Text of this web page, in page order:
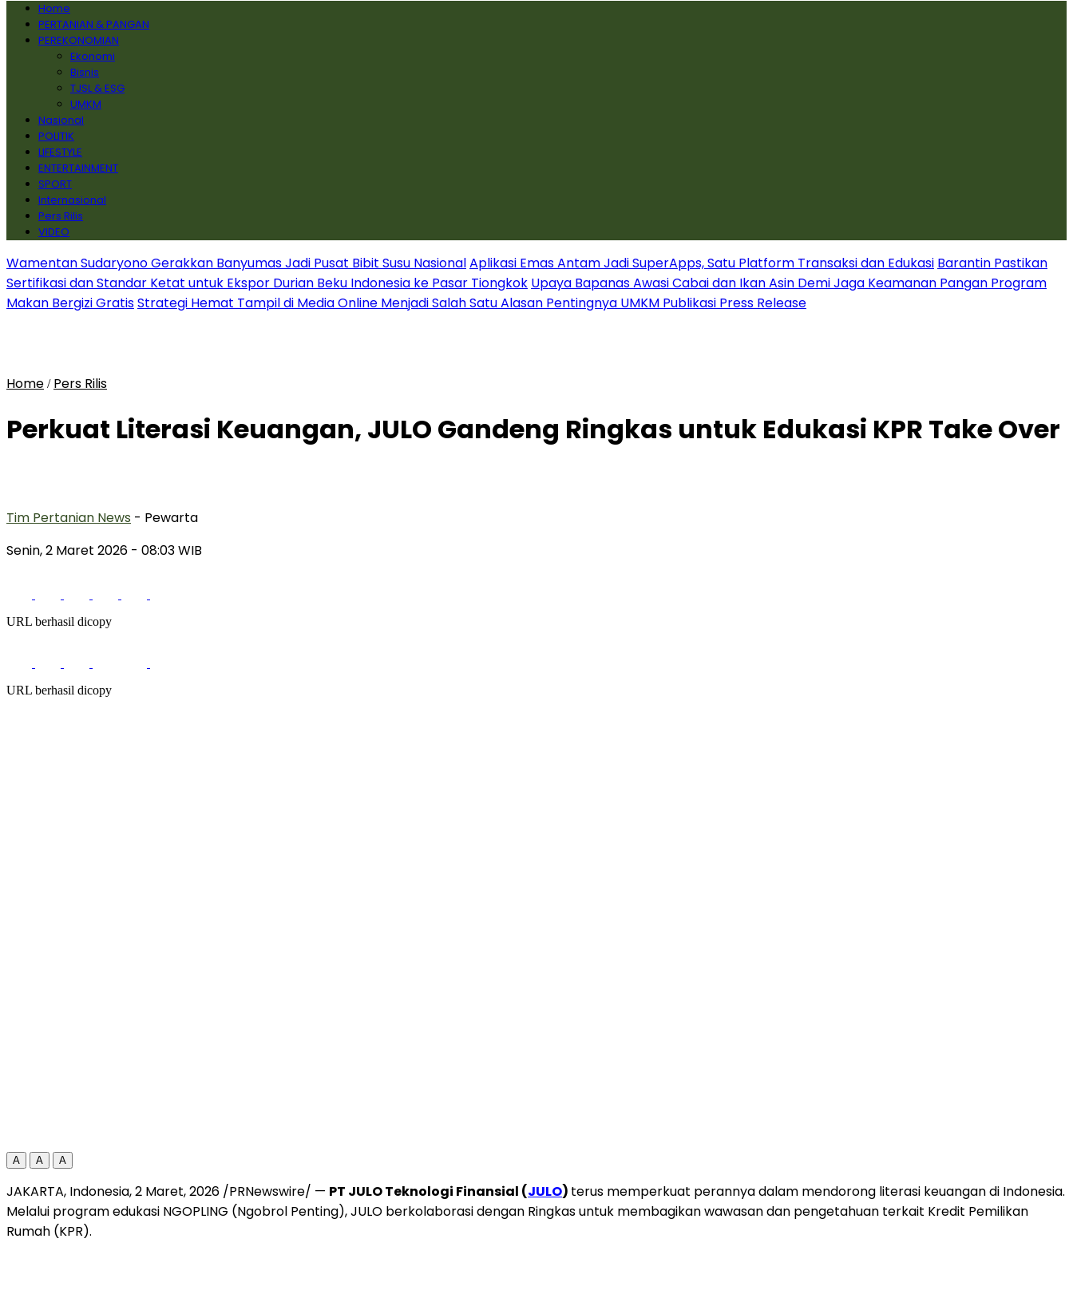
Home
PERTANIAN & PANGAN
PEREKONOMIAN
Ekonomi
Bisnis
TJSL & ESG
UMKM
Nasional
POLITIK
LIFESTYLE
ENTERTAINMENT
SPORT
Internasional
Pers Rilis
VIDEO
Wamentan Sudaryono Gerakkan Banyumas Jadi Pusat Bibit Susu NasionalAplikasi Emas Antam Jadi SuperApps, Satu Platform Transaksi dan Edukasi Barantin Pastikan
Sertifikasi dan Standar Ketat untuk Ekspor Durian Beku Indonesia ke Pasar Tiongkok Upaya Bapanas Awasi Cabai dan Ikan Asin Demi Jaga Keamanan Pangan Program
Makan Bergizi GratisStrategi Hemat Tampil di Media Online Menjadi Salah Satu Alasan Pentingnya UMKM Publikasi Press Release
Home / Pers Rilis
Perkuat Literasi Keuangan, JULO Gandeng Ringkas untuk Edukasi KPR Take Over
Tim Pertanian News - Pewarta
Senin, 2 Maret 2026 - 08:03 WIB
URL berhasil dicopy
URL berhasil dicopy
A A A
JAKARTA, Indonesia,2 Maret, 2026 /PRNewswire/ — PT JULO Teknologi Finansial (JULO) terus memperkuat perannya dalam mendorong literasi keuangan di Indonesia.
Melalui program edukasi NGOPLING (Ngobrol Penting), JULO berkolaborasi dengan Ringkas untuk membagikan wawasan dan pengetahuan terkait Kredit Pemilikan
Rumah (KPR).